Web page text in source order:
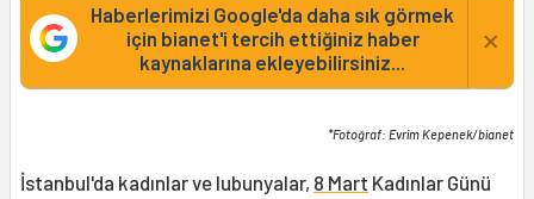
Haberlerimizi Google'da daha sık görmek
için bianet'i tercih ettiğiniz haber
kaynaklarına ekleyebilirsiniz...
×
*Fotoğraf: Evrim Kepenek/bianet
İstanbul'da kadınlar ve lubunyalar, 8 Mart Kadınlar Günü